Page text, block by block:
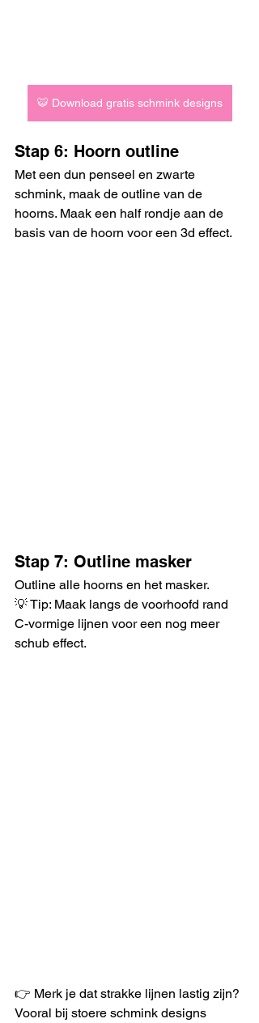
🐯 Download gratis schmink designs
Stap 6: Hoorn outline
Met een dun penseel en zwarte
schmink, maak de outline van de
hoorns. Maak een half rondje aan de
basis van de hoorn voor een 3d effect.
Stap 7: Outline masker
Outline alle hoorns en het masker.
💡 Tip: Maak langs de voorhoofd rand
C-vormige lijnen voor een nog meer
schub effect.
👉 Merk je dat strakke lijnen lastig zijn?
Vooral bij stoere schmink designs